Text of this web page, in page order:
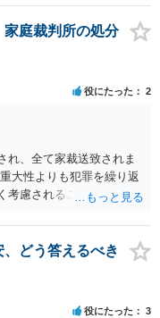
えて良いのではないでし
庭裁判所の処分
役にたった 2
れ、全て家裁送致されま
大性よりも犯罪を繰り返
考慮されることです。 そ
友等が原因で、保護観察
生活状況が分かりません
、通常初犯の自転車窃盗
処分となる可能性はあり
どう答えるべき
役にたった 3